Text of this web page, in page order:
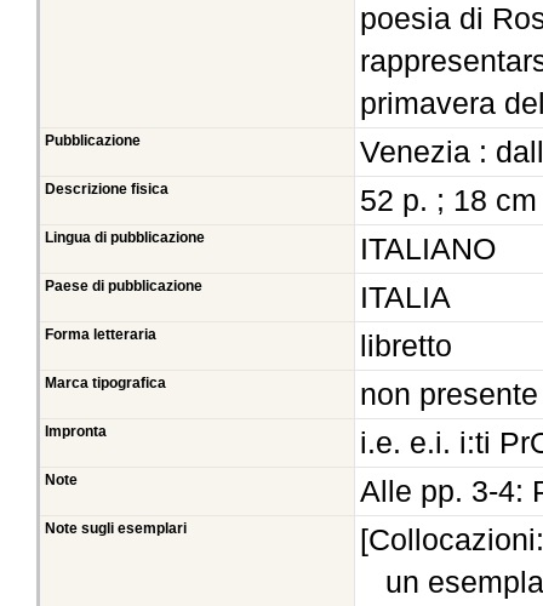
poesia di
primavera
Pubblicazione Venezia :
Descrizione fisica 52 p. ; 18 cm
Lingua di pubblicazione ITALIANO
Paese di pubblicazione ITALIA
Forma letteraria libretto
Marca tipografica non presente
Impronta i.e. e.i. i:ti
Note Alle pp. 3-4:
Note sugli esemplari
un